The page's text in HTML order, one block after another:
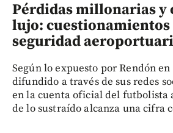
Pérdidas millonarias y
lujo: cuestionamientos
seguridad
Según lo expuesto por Rendón
difundido a través de sus redes
en la cuenta oficial del futbolista
de lo sustraído alcanza una cifra